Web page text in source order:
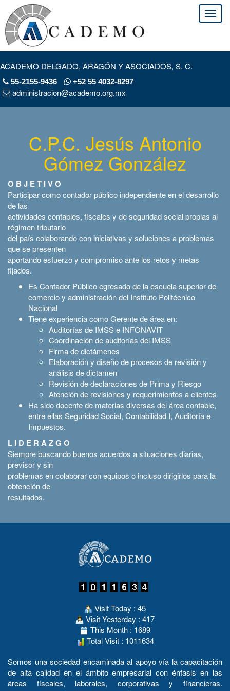
ACADEMO DELGADO, ARAGÓN Y ASOCIADOS, S. C.
55-2155-9436 +52 55 4032-8297
administracion@academo.org.mx
C.P.C. Jesús Antonio
Gómez González
O B J E T I V O
Participar como contador público independiente en el desarrollo
de las
actividades contables, fiscales y de seguridad social propias al
régimen tributario
del país colaborando con iniciativas y soluciones a problemas
que se presenten
aportando esfuerzo y compromiso ante los retos y metas
fijados.
Es Contador Público egresado de la escuela superior de
comercio y administración del Instituto Politécnico
Nacional
Tiene experiencia como Gerente de área en:
Auditorías de IMSS e INFONAVIT
Coordinación de auditorías del IMSS
Firma de dictámenes
Elaboración y diseño de procesos de revisión y
análisis de dictamen
Revisión de declaraciones de Prima y Riesgo
Atención de revisiones y requerimientos a clientes
Ha sido docente de materias diversas del área contable,
entre ellas Seguridad Social, Contabilidad I, Auditoría e
Impuestos.
L I D E R A Z G O
Siempre buscando buenos acuerdos a situaciones diarias,
previsor y sin
problemas en colaborar con equipos o incluso dirigirlos para la
obtención de
resultados.
Visit Today : 45
Visit Yesterday : 417
This Month : 1689
Total Visit : 1011634
Somos una sociedad encaminada al apoyo vía la capacitación
de alta calidad en el ámbito empresarial con énfasis en las
áreas fiscales, laborales, corporativas y financieras.